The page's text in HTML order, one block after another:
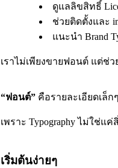
ดูแลลิขสิทธิ์
ช่วยติดตั้งและ
แนะนำ Brand
เราไม่เพียงขายฟอนต์ แต่ช่
“ฟอนต์” คือรายละเอียดเล็
เพราะ Typography ไม่ใช่แ
เริ่มต้นง่ายๆ